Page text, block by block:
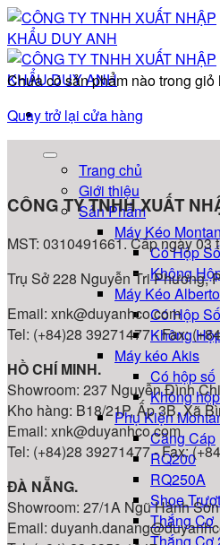
Bỏ
qua
nội
dung
Trang chủ
Giới thiệu
Sản Phẩm
Máy Kéo
Có Hộp Số
Không
Máy Kéo
Có Hộp Số
Không
Máy kéo Akis
Có hộp số
Không
Phụ Kiện
Căng Cáp
RQ200
RQ250A
Shoe
Thắng Cơ
Chưa có sản phẩm nào trong giỏ
Quay trở lại cửa hàng
CÔNG TY TNHH XUẤT
MST: 0310491661. Cấp ngày 03
Trụ Sở 228 Nguyễn Tri Phương,
Email: xnk@duyanhco.com
Tel: (+84)28 39271477 - Fax:
HỒ CHÍ MINH.
Showroom: 237 Nguyễn Đình
Kho hàng: B18/21P, Ấp 3B, Xã
Email: xnk@duyanhco.com
Tel: (+84)28 39271477 - Fax:
ĐÀ NẴNG.
Showroom: 27/1A Ngũ Hành
Email: